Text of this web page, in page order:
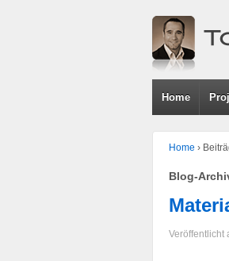
Home
Home ›
Blog-
Veröffentlicht